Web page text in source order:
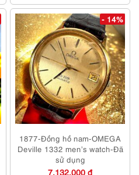
- 14%
1877-Đồng hồ nam-OMEGA
Deville 1332 men’s watch-Đã
sử dụng
7,132,000 đ